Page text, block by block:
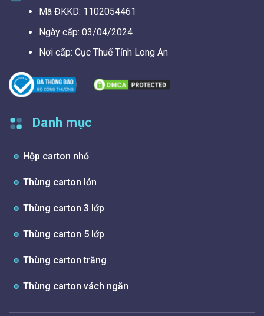
Mã ĐKKD: 1102054461
Ngày cấp: 03/04/2024
Nơi cấp: Cục Thuế Tỉnh Long An
Danh mục
Hộp carton nhỏ
Thùng carton lớn
Thùng carton 3 lớp
Thùng carton 5 lớp
Thùng carton trắng
Thùng carton vách ngăn